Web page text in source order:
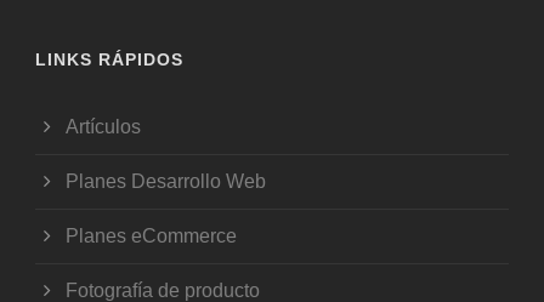
LINKS RÁPIDOS
Artículos
Planes Desarrollo Web
Planes eCommerce
Fotografía de producto